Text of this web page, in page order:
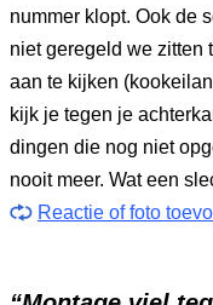
nummer klopt. Ook de
niet geregeld we zitten
aan te kijken
kijk je tegen je
dingen die nog niet
nooit meer. Wat een
Reactie of foto